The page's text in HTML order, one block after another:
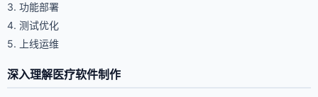
3. 功能部署
4. 测试优化
5. 上线运维
深入理解医疗软件制作